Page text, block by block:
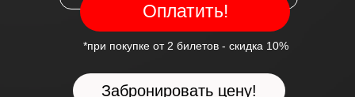
Оплатить!
*при покупке от 2 билетов - скидка 10%
Забронировать цену!